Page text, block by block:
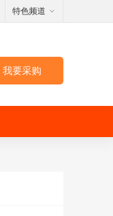
特色频道
我要采购